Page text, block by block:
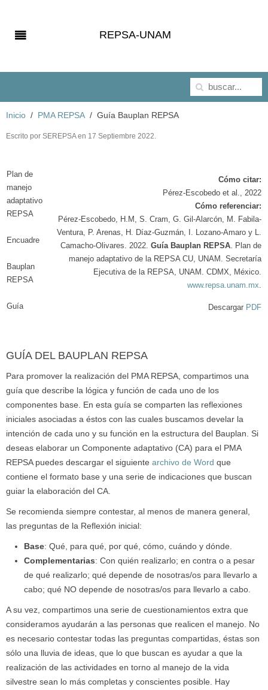
REPSA-UNAM
Inicio PMA REPSA Guía Bauplan REPSA
Escrito por SEREPSA en 17 Septiembre 2022.
Plan de
manejo
adaptativo
REPSA
Encuadre
Bauplan
REPSA
Guía
Cómo citar:
Pérez-Escobedo et al., 2022
Cómo referenciar:
Pérez-Escobedo, H.M, S. Cram, G. Gil-Alarcón, M. Fabila-
Ventura, P. Arenas, H. Díaz-Guzmán, I. Lozano-Amaro y L.
Camacho-Olivares. 2022. Guía Bauplan REPSA. Plan de
manejo adaptativo de la REPSA CU, UNAM. Secretaría
Ejecutiva de la REPSA, UNAM. CDMX, México.
www.repsa.unam.mx.
Descargar PDF
GUÍA DEL BAUPLAN REPSA
Para promover la realización del PMA REPSA, compartimos una
guía que describe la lógica y función de cada uno de los
componentes base. En esta guía se comparten las reflexiones
iniciales asociadas a éstos con las cuales buscamos develar la
intención de cada uno y su función en la estructura del Bauplan. Si
deseas elaborar un Componente adaptativo (CA) para el PMA
REPSA puedes descargar el siguiente archivo de Word que
contiene el formato base y una serie de indicaciones que buscan
guiar la elaboración del CA.
Se recomienda siempre contestar, al menos de manera general,
las preguntas de la Reflexión inicial:
Base: Qué, para qué, por qué, cómo, cuándo y dónde.
Complementarias: Con quién realizarlo; en contra o a pesar
de qué realizarlo; qué depende de nosotras/os para llevarlo a
cabo; qué NO depende de nosotras/os para llevarlo a cabo.
A su vez, compartimos una serie de cuestionamientos extra que
consideramos ayudarán a las personas que realicen el manejo. No
es necesario contestar todas las preguntas compartidas, éstas son
sólo una lluvia de ideas, que lo que buscan es ayudar a que la
realización de las actividades en torno al manejo de la vida
silvestre sean lo más completas y conscientes posible. Hay